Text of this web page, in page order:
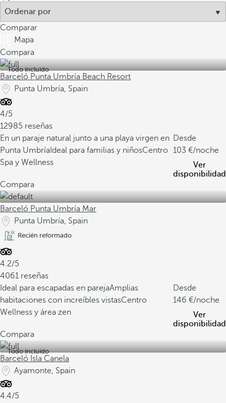
Comparar
Mapa
Compara
Todo incluido
Barceló Punta Umbría Beach Resort
Punta Umbría, Spain
4/5
12985 reseñas
En un paraje natural junto a una playa virgen en
Punta Umbría Ideal para familias y niñosCentro
Spa y Wellness
Desde
103
/noche
Ver
disponibilidad
Compara
Barceló Punta Umbría Mar
Punta Umbría, Spain
Recién reformado
4.2/5
4061 reseñas
Ideal para escapadas en parejaAmplias
habitaciones con increíbles vistasCentro
Wellness y área zen
Desde
146
/noche
Ver
disponibilidad
Compara
Todo incluido
Barceló Isla Canela
Ayamonte, Spain
4.4/5